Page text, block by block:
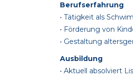
Berufserfahrung
• Tätigkeit als
• Förderung von
• Gestaltung
Ausbildung
• Aktuell absolviert